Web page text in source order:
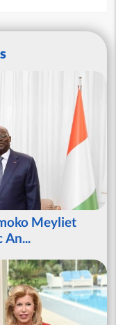
Meyliet
An...